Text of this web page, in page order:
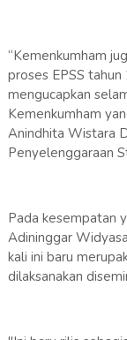
“Kemenkumham
proses EPSS
mengucapkan
Kemenkumham
Anindhita Wistara
Penyelenggaraan
Pada kesempatan
Adininggar
kali ini baru
dilaksanakan